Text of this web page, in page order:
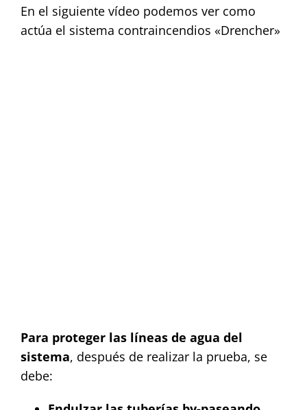
En el siguiente vídeo podemos ver como
actúa el sistema contraincendios «Drencher»
Para proteger las líneas de agua del
sistema, después de realizar la prueba, se
debe: